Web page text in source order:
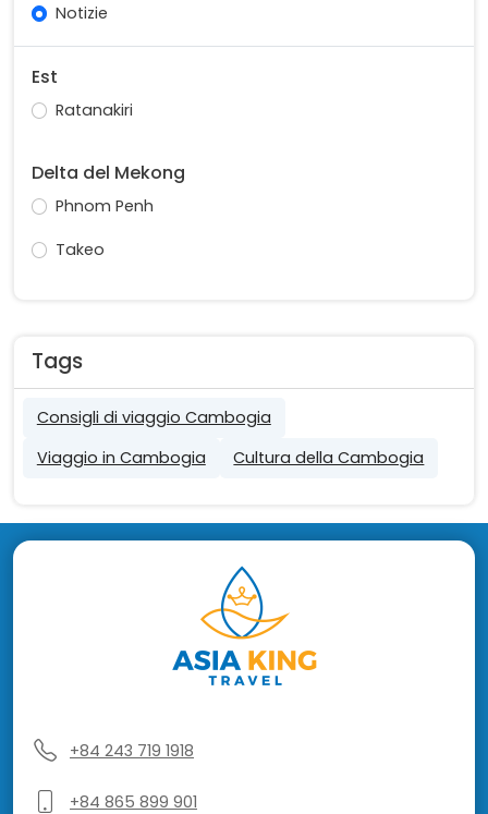
Notizie
Est
Ratanakiri
Delta del Mekong
Phnom Penh
Takeo
Tags
Consigli di viaggio Cambogia
Viaggio in Cambogia
Cultura della Cambogia
+84 243 719 1918
+84 865 899 901